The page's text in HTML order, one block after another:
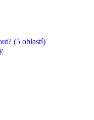
(5 oblastí)